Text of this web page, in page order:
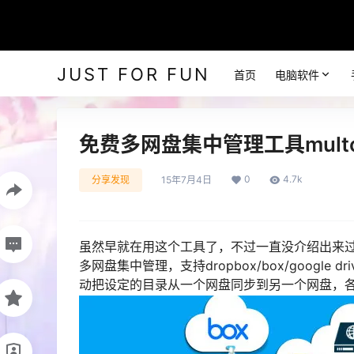
JUST FOR FUN 首页 电脑软件
免费多网盘集中管理工具
分享发现 15年7月4日 0 4.7k
虽然早就在用这个工具了，不过一直没介绍出
多网盘集中管理，支持dropbox/box/google
动把设定的目录从一个网盘同步到另一个网盘，